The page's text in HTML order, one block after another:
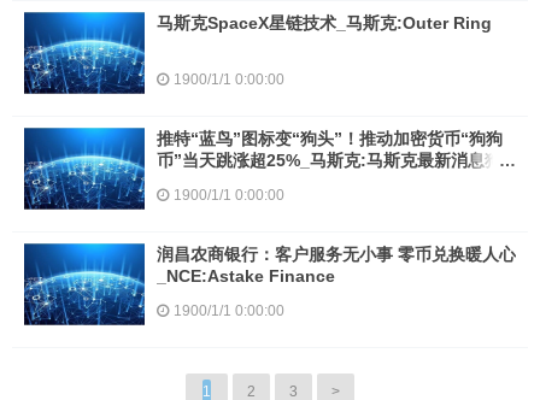
马斯克SpaceX星链技术_马斯克:Outer Ring
1900/1/1 0:00:00
推特“蓝鸟”图标变“狗头”！推动加密货币“狗狗
币”当天跳涨超25%_马斯克:马斯克最新消息狗
1900/1/1 0:00:00
润昌农商银行：客户服务无小事 零币兑换暖人心
_NCE:Astake Finance
1900/1/1 0:00:00
1 2 3 >